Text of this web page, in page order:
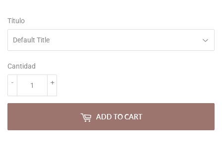
Título
Cantidad
+
-
ADD TO CART